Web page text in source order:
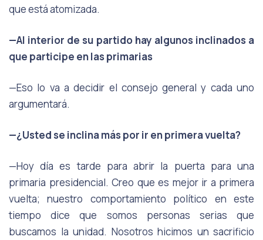
que está atomizada.
—Al interior de su partido hay algunos inclinados a
que participe en las primarias
—Eso lo va a decidir el consejo general y cada uno
argumentará.
—¿Usted se inclina más por ir en primera vuelta?
—Hoy día es tarde para abrir la puerta para una
primaria presidencial. Creo que es mejor ir a primera
vuelta; nuestro comportamiento político en este
tiempo dice que somos personas serias que
buscamos la unidad. Nosotros hicimos un sacrificio